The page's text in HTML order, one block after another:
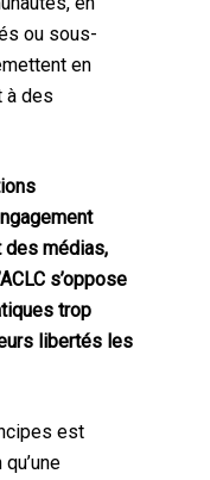
ou sous-
en
à des
médias,
s’oppose
trop
libertés les
est